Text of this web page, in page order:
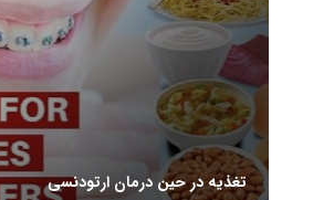
تغذیه در حین درمان ارتودنسی